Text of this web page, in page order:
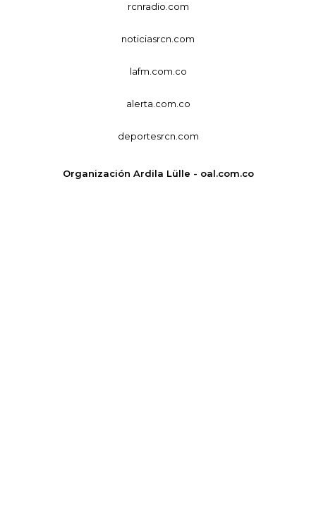
rcnradio.com
noticiasrcn.com
lafm.com.co
alerta.com.co
deportesrcn.com
Organización Ardila Lülle - oal.com.co